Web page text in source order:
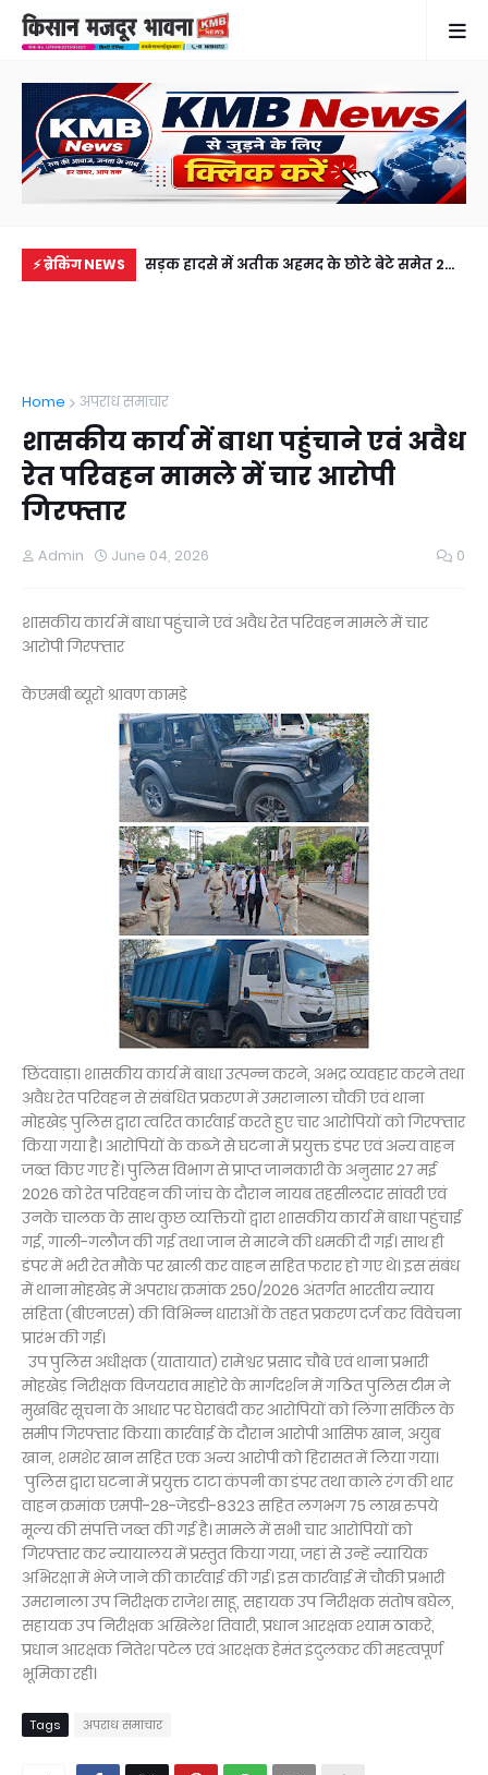
⚡ ब्रेकिंग NEWS
में से नहीं पहुंची एक
सड़क हादसे में अतीक अहमद के छोटे बेटे समेत 2
Home अपराध समाचार
शासकीय कार्य में बाधा पहुंचाने एवं अवैध
रेत परिवहन मामले में चार आरोपी
गिरफ्तार
Admin June 04, 2026 0
शासकीय कार्य में बाधा पहुंचाने एवं अवैध रेत परिवहन मामले में चार
आरोपी गिरफ्तार
केएमबी ब्यूरो श्रावण कामड़े
छिंदवाड़ा। शासकीय कार्य में बाधा उत्पन्न करने, अभद्र व्यवहार करने तथा
अवैध रेत परिवहन से संबंधित प्रकरण में उमरानाला चौकी एवं थाना
मोहखेड़ पुलिस द्वारा त्वरित कार्रवाई करते हुए चार आरोपियों को गिरफ्तार
किया गया है। आरोपियों के कब्जे से घटना में प्रयुक्त डंपर एवं अन्य वाहन
जब्त किए गए हैं। पुलिस विभाग से प्राप्त जानकारी के अनुसार 27 मई
2026 को रेत परिवहन की जांच के दौरान नायब तहसीलदार सांवरी एवं
उनके चालक के साथ कुछ व्यक्तियों द्वारा शासकीय कार्य में बाधा पहुंचाई
गई, गाली-गलौज की गई तथा जान से मारने की धमकी दी गई। साथ ही
डंपर में भरी रेत मौके पर खाली कर वाहन सहित फरार हो गए थे। इस संबंध
में थाना मोहखेड़ में अपराध क्रमांक 250/2026 अंतर्गत भारतीय न्याय
संहिता (बीएनएस) की विभिन्न धाराओं के तहत प्रकरण दर्ज कर विवेचना
प्रारंभ की गई।
उप पुलिस अधीक्षक (यातायात) रामेश्वर प्रसाद चौबे एवं थाना प्रभारी
मोहखेड़ निरीक्षक विजयराव माहोरे के मार्गदर्शन में गठित पुलिस टीम ने
मुखबिर सूचना के आधार पर घेराबंदी कर आरोपियों को लिंगा सर्किल के
समीप गिरफ्तार किया। कार्रवाई के दौरान आरोपी आसिफ खान, अयुब
खान, शमशेर खान सहित एक अन्य आरोपी को हिरासत में लिया गया।
पुलिस द्वारा घटना में प्रयुक्त टाटा कंपनी का डंपर तथा काले रंग की थार
वाहन क्रमांक एमपी-28-जेडडी-8323 सहित लगभग 75 लाख रुपये
मूल्य की संपत्ति जब्त की गई है। मामले में सभी चार आरोपियों को
गिरफ्तार कर न्यायालय में प्रस्तुत किया गया, जहां से उन्हें न्यायिक
अभिरक्षा में भेजे जाने की कार्रवाई की गई। इस कार्रवाई में चौकी प्रभारी
उमरानाला उप निरीक्षक राजेश साहू, सहायक उप निरीक्षक संतोष बघेल,
सहायक उप निरीक्षक अखिलेश तिवारी, प्रधान आरक्षक श्याम ठाकरे,
प्रधान आरक्षक नितेश पटेल एवं आरक्षक हेमंत इंदुलकर की महत्वपूर्ण
भूमिका रही।
Tags अपराध समाचार